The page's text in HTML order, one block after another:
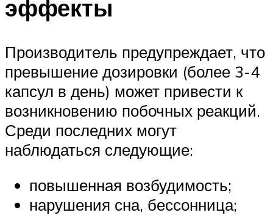
эффекты
Производитель предупреждает, что
превышение дозировки (более 3-4
капсул в день) может привести к
возникновению побочных реакций.
Среди последних могут
наблюдаться следующие:
повышенная возбудимость;
нарушения сна, бессонница;